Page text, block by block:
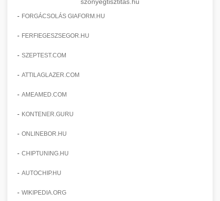
- FORGÁCSOLÁS GIAFORM.HU
- FERFIEGESZSEGOR.HU
- SZEPTEST.COM
- ATTILAGLAZER.COM
- AMEAMED.COM
- KONTENER.GURU
- ONLINEBOR.HU
- CHIPTUNING.HU
- AUTOCHIP.HU
- WIKIPEDIA.ORG